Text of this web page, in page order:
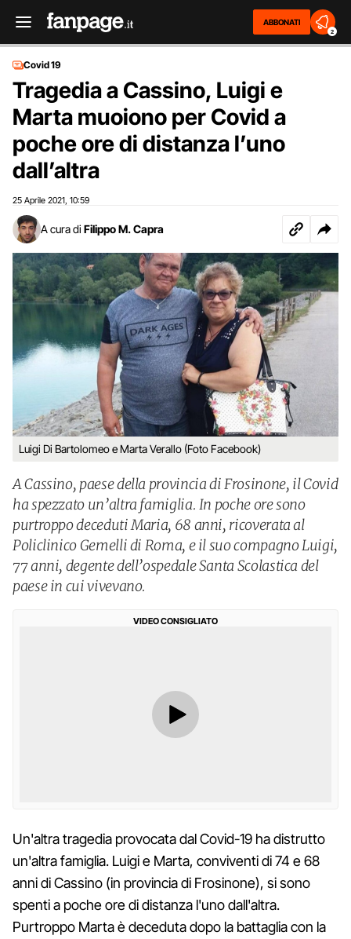
ABBONATI
2
Covid 19
Tragedia a Cassino, Luigi e
Marta muoiono per Covid a
poche ore di distanza l’uno
dall’altra
25 Aprile 2021 10:59
A cura di Filippo M. Capra
Luigi Di Bartolomeo e Marta Verallo (Foto Facebook)
A Cassino, paese della provincia di Frosinone, il Covid
ha spezzato un’altra famiglia. In poche ore sono
purtroppo deceduti Maria, 68 anni, ricoverata al
Policlinico Gemelli di Roma, e il suo compagno Luigi,
77 anni, degente dell’ospedale Santa Scolastica del
paese in cui vivevano.
VIDEO CONSIGLIATO
Un'altra tragedia provocata dal Covid-19 ha distrutto
un'altra famiglia. Luigi e Marta, conviventi di 74 e 68
anni di Cassino (in provincia di Frosinone), si sono
spenti a poche ore di distanza l'uno dall'altra.
Purtroppo Marta è deceduta dopo la battaglia con la